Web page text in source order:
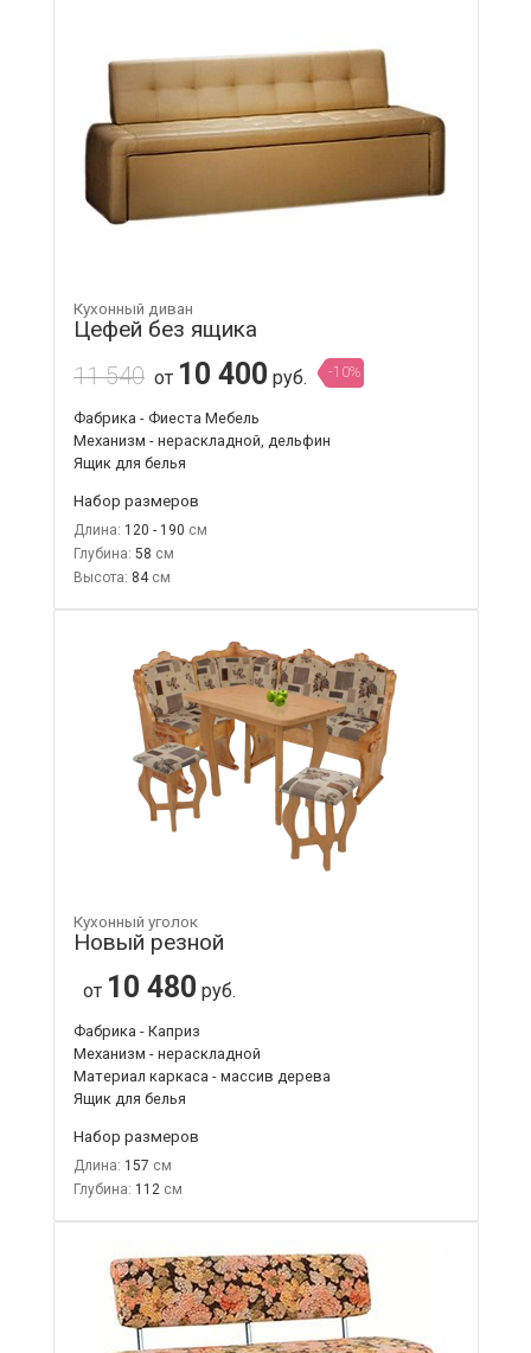
Кухонный диван
Цефей без ящика
11 540 от 10 400 руб. -10%
Фабрика - Фиеста Мебель
Механизм - нераскладной, дельфин
Ящик для белья
Набор размеров
Длина: 120 - 190
Глубина: 58
Высота: 84
Кухонный уголок
Новый резной
от 10 480 руб.
Фабрика - Каприз
Механизм - нераскладной
Материал каркаса - массив дерева
Ящик для белья
Набор размеров
Длина: 157
Глубина: 112